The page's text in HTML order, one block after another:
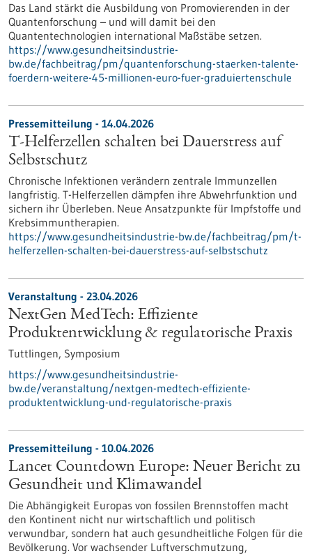
Das Land stärkt die Ausbildung von Promovierenden in der
Quantenforschung – und will damit bei den
Quantentechnologien international Maßstäbe setzen.
https://www.gesundheitsindustrie-
bw.de/fachbeitrag/pm/quantenforschung-staerken-talente-
foerdern-weitere-45-millionen-euro-fuer-graduiertenschule
Pressemitteilung - 14.04.2026
T-Helferzellen schalten bei Dauerstress auf
Selbstschutz
Chronische Infektionen verändern zentrale Immunzellen
langfristig. T-Helferzellen dämpfen ihre Abwehrfunktion und
sichern ihr Überleben. Neue Ansatzpunkte für Impfstoffe und
Krebsimmuntherapien.
https://www.gesundheitsindustrie-bw.de/fachbeitrag/pm/t-
helferzellen-schalten-bei-dauerstress-auf-selbstschutz
Veranstaltung - 23.04.2026
NextGen MedTech: Effiziente
Produktentwicklung & regulatorische Praxis
Tuttlingen, Symposium
https://www.gesundheitsindustrie-
bw.de/veranstaltung/nextgen-medtech-effiziente-
produktentwicklung-und-regulatorische-praxis
Pressemitteilung - 10.04.2026
Lancet Countdown Europe: Neuer Bericht zu
Gesundheit und Klimawandel
Die Abhängigkeit Europas von fossilen Brennstoffen macht
den Kontinent nicht nur wirtschaftlich und politisch
verwundbar, sondern hat auch gesundheitliche Folgen für die
Bevölkerung. Vor wachsender Luftverschmutzung,